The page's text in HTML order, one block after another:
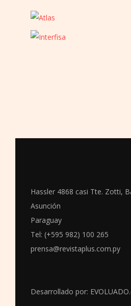
Hassler 4868 casi Tte. Zotti,
Asunción
Paraguay
Tel: (+595 982) 100 265
prensa@revistaplus.com.py
Desarrollado por: